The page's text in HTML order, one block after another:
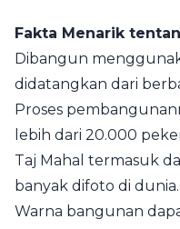
Fakta Menarik
Dibangun
didatangkan dari
Proses
lebih dari 20.000
Taj Mahal termasuk
banyak difoto di dunia.
Warna bangunan